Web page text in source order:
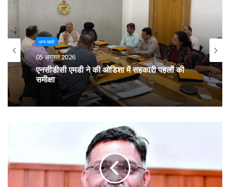
अन्य खबरें
05 अगस्त 2026
एनसीडीसी एमडी ने की ओडिशा में सहकारी पहलों की
समीक्षा